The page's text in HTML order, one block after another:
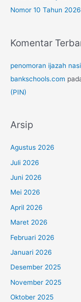
Nomor 10 Tahun 2026
Komentar
penomoran ijazah
bankschools.com
(PIN)
Arsip
Agustus 2026
Juli 2026
Juni 2026
Mei 2026
April 2026
Maret 2026
Februari 2026
Januari 2026
Desember 2025
November 2025
Oktober 2025